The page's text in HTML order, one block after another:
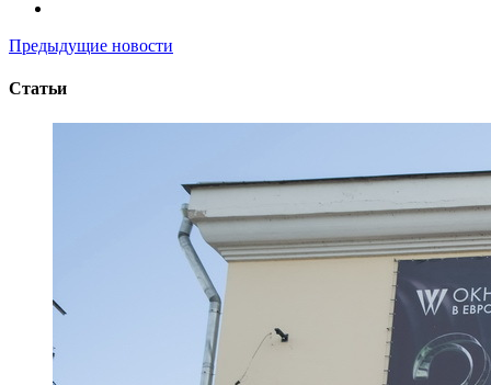
Предыдущие новости
Статьи